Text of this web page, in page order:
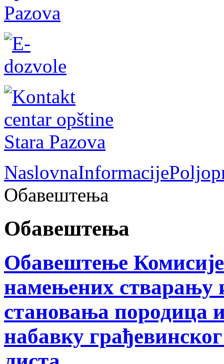
NaslovnaInformacije
Обавештења
Обавештења
Обавештење Комисије
намењених
становања породица
набавку